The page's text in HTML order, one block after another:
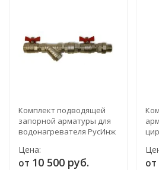
Комплект подводящей
запорной арматуры для
водонагревателя РусИнж
Цена:
от 10 500 руб. от